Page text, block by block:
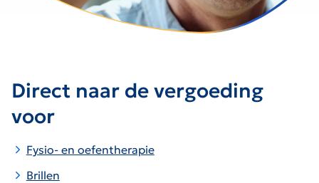
Direct naar de vergoeding
voor
Fysio- en oefentherapie
Brillen